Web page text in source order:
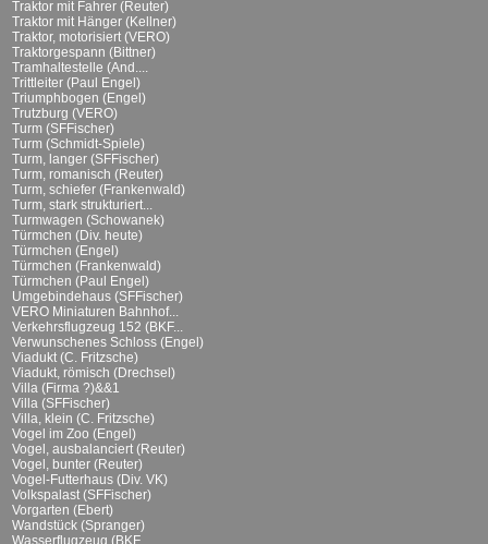
Traktor mit Fahrer (Reuter)
Traktor mit Hänger (Kellner)
Traktor, motorisiert (VERO)
Traktorgespann (Bittner)
Tramhaltestelle (And....
Trittleiter (Paul Engel)
Triumphbogen (Engel)
Trutzburg (VERO)
Turm (SFFischer)
Turm (Schmidt-Spiele)
Turm, langer (SFFischer)
Turm, romanisch (Reuter)
Turm, schiefer (Frankenwald)
Turm, stark strukturiert...
Turmwagen (Schowanek)
Türmchen (Div. heute)
Türmchen (Engel)
Türmchen (Frankenwald)
Türmchen (Paul Engel)
Umgebindehaus (SFFischer)
VERO Miniaturen Bahnhof...
Verkehrsflugzeug 152 (BKF...
Verwunschenes Schloss (Engel)
Viadukt (C. Fritzsche)
Viadukt, römisch (Drechsel)
Villa (Firma ?)&&1
Villa (SFFischer)
Villa, klein (C. Fritzsche)
Vogel im Zoo (Engel)
Vogel, ausbalanciert (Reuter)
Vogel, bunter (Reuter)
Vogel-Futterhaus (Div. VK)
Volkspalast (SFFischer)
Vorgarten (Ebert)
Wandstück (Spranger)
Wasserflugzeug (BKF